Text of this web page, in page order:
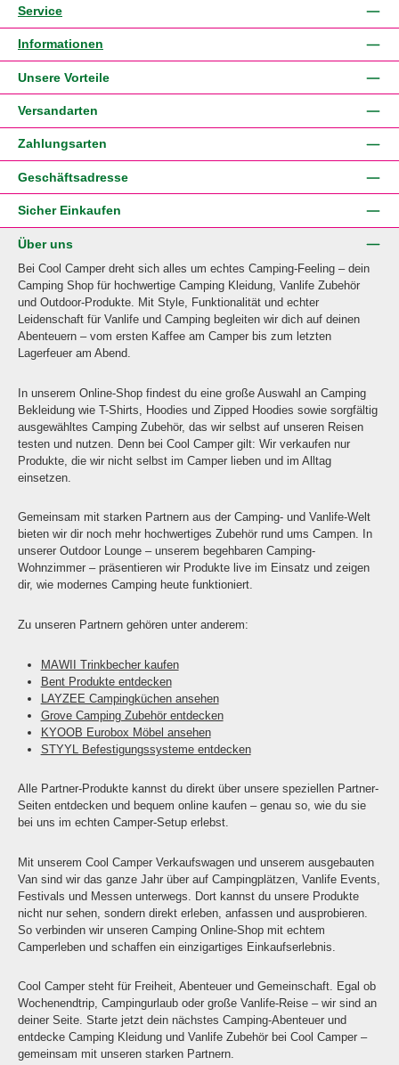
Service
Informationen
Unsere Vorteile
Versandarten
Zahlungsarten
Geschäftsadresse
Sicher Einkaufen
Über uns
Bei Cool Camper dreht sich alles um echtes Camping-Feeling – dein
Camping Shop für hochwertige Camping Kleidung, Vanlife Zubehör
und Outdoor-Produkte. Mit Style, Funktionalität und echter
Leidenschaft für Vanlife und Camping begleiten wir dich auf deinen
Abenteuern – vom ersten Kaffee am Camper bis zum letzten
Lagerfeuer am Abend.
In unserem Online-Shop findest du eine große Auswahl an Camping
Bekleidung wie T-Shirts, Hoodies und Zipped Hoodies sowie sorgfältig
ausgewähltes Camping Zubehör, das wir selbst auf unseren Reisen
testen und nutzen. Denn bei Cool Camper gilt: Wir verkaufen nur
Produkte, die wir nicht selbst im Camper lieben und im Alltag
einsetzen.
Gemeinsam mit starken Partnern aus der Camping- und Vanlife-Welt
bieten wir dir noch mehr hochwertiges Zubehör rund ums Campen. In
unserer Outdoor Lounge – unserem begehbaren Camping-
Wohnzimmer – präsentieren wir Produkte live im Einsatz und zeigen
dir, wie modernes Camping heute funktioniert.
Zu unseren Partnern gehören unter anderem:
MAWII Trinkbecher kaufen
Bent Produkte entdecken
LAYZEE Campingküchen ansehen
Grove Camping Zubehör entdecken
KYOOB Eurobox Möbel ansehen
STYYL Befestigungssysteme entdecken
Alle Partner-Produkte kannst du direkt über unsere speziellen Partner-
Seiten entdecken und bequem online kaufen – genau so, wie du sie
bei uns im echten Camper-Setup erlebst.
Mit unserem Cool Camper Verkaufswagen und unserem ausgebauten
Van sind wir das ganze Jahr über auf Campingplätzen, Vanlife Events,
Festivals und Messen unterwegs. Dort kannst du unsere Produkte
nicht nur sehen, sondern direkt erleben, anfassen und ausprobieren.
So verbinden wir unseren Camping Online-Shop mit echtem
Camperleben und schaffen ein einzigartiges Einkaufserlebnis.
Cool Camper steht für Freiheit, Abenteuer und Gemeinschaft. Egal ob
Wochenendtrip, Campingurlaub oder große Vanlife-Reise – wir sind an
deiner Seite. Starte jetzt dein nächstes Camping-Abenteuer und
entdecke Camping Kleidung und Vanlife Zubehör bei Cool Camper –
gemeinsam mit unseren starken Partnern.